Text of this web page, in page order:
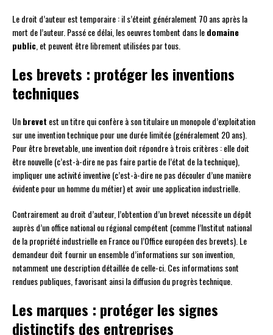
Le droit d’auteur est temporaire : il s’éteint généralement 70 ans après la
mort de l’auteur. Passé ce délai, les oeuvres tombent dans ledomaine
public , et peuvent être librement utilisées par tous.
Les brevets : protéger les inventions
techniques
Unbrevet est un titre qui confère à son titulaire un monopole d’exploitation
sur une invention technique pour une durée limitée (généralement 20 ans).
Pour être brevetable, une invention doit répondre à trois critères : elle doit
être nouvelle (c’est-à-dire ne pas faire partie de l’état de la technique),
impliquer une activité inventive (c’est-à-dire ne pas découler d’une manière
évidente pour un homme du métier) et avoir une application industrielle.
Contrairement au droit d’auteur, l’obtention d’un brevet nécessite un dépôt
auprès d’un office national ou régional compétent (comme l’Institut national
de la propriété industrielle en France ou l’Office européen des brevets). Le
demandeur doit fournir un ensemble d’informations sur son invention,
notamment une description détaillée de celle-ci. Ces informations sont
rendues publiques, favorisant ainsi la diffusion du progrès technique.
Les marques : protéger les signes
distinctifs des entreprises